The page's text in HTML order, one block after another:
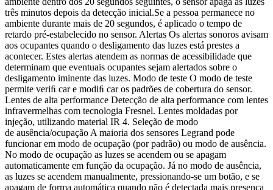
três minutos depois da detecção inicial.Se a pessoa permanece no
ambiente durante mais de 20 segundos, é aplicado o tempo de
retardo pré-estabelecido no sensor. Alertas Os alertas sonoros avisam
aos ocupantes quando o desligamento das luzes está prestes a
acontecer. Estes alertas atendem as normas de acessibilidade que
determinam que eventuais ocupantes sejam alertados sobre o
desligamento iminente das luzes. Modo de teste O modo de teste
permite veriﬁ car e modiﬁ car os padrões de cobertura do sensor.
Lentes de alta performance Detecção de alta performance com lentes
infravermelhas com tecnologia Fresnel. Lentes moldadas por
injeção, utilizando material IR 4. Seleção de modo
de ausência/ocupação A maioria dos sensores Legrand pode
funcionar em modo de ocupação (por padrão) ou modo de ausência.
No modo de ocupação as luzes se acendem ou se apagam
automaticamente em função da ocupação. Já no modo de ausência,
as luzes se acendem manualmente, pressionando-se um botão, e se
apagam de forma automática quando não é detectada mais presença